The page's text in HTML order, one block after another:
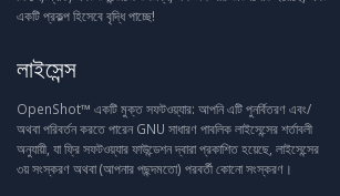
একটি প্রকল্প হিসেবে বৃদ্ধি পাচ্ছে!
লাইসেন্স
OpenShot™ একটি মুক্ত সফটওয়্যার: আপনি এটি পুনর্বিতরণ এবং/
অথবা পরিবর্তন করতে পারেন GNU সাধারণ পাবলিক লাইসেন্সের শর্তাবলী
অনুযায়ী, যা ফ্রি সফটওয়্যার ফাউন্ডেশন দ্বারা প্রকাশিত হয়েছে, লাইসেন্সের
৩য় সংস্করণ অথবা (আপনার পছন্দমতো) পরবর্তী কোনো সংস্করণ।